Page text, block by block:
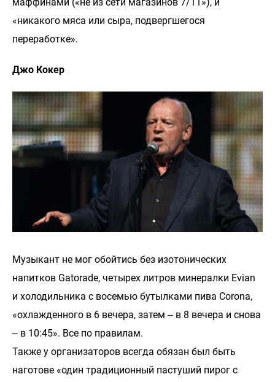
«никакого мяса или сыра, подвергшегося
переработке».
Джо Кокер
Музыкант не мог обойтись без изотонических
напитков Gatorade, четырех литров минералки Evian
и холодильника с восемью бутылками пива Corona,
«охлажденного в 6 вечера, затем ‒ в 8 вечера и снова
‒ в 10:45». Все по правилам.
Также у организаторов всегда обязан был быть
наготове «один традиционный пастуший пирог с